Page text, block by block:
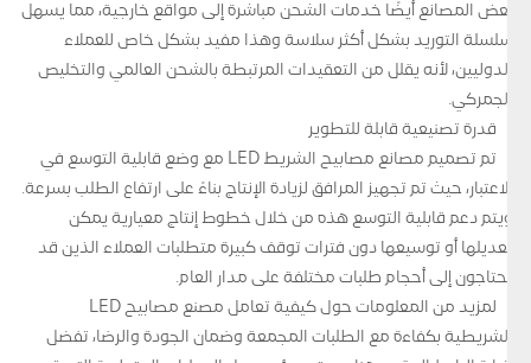
بعض المصانع أيضًا خدمات الشحن مباشرة إلى مواقع خارجية، مما يسهل
سلسلة التوريد بشكل أكثر سلاسة وهذا مفيد بشكل خاص للعملاء
الدوليين، لأنه يقلل من التعقيدات المرتبطة بالشحن العالمي والتخليص
الجمركي.
قدرة تصنيعية قابلة للتطوير
تم تصميم مصانع مصابيح الشريط LED مع وضع قابلية التوسع في
الاعتبار، حيث تم تجهيز المرافق لزيادة الإنتاج بناءً على ارتفاع الطلب بسرعة.
ويتم دعم قابلية التوسع هذه من خلال خطوط إنتاج معيارية يمكن
تعديلها أو توسيعها دون فترات توقف كبيرة متطلبات العملاء الذين قد
يحتاجون إلى أحجام طلبات مختلفة على مدار العام.
لمزيد من المعلومات حول كيفية تعامل مصنع مصابيح LED
الشريطية بكفاءة مع الطلبات المجمعة وضمان الجودة والرضا، تفضل